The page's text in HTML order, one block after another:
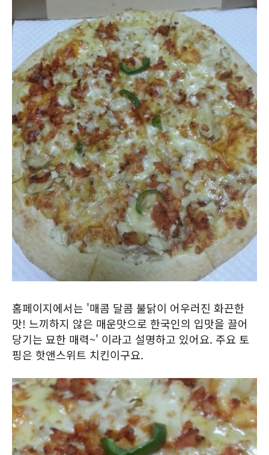
홈페이지에서는 '매콤 달콤 불닭이 어우러진 화끈한
맛! 느끼하지 않은 매운맛으로 한국인의 입맛을 끌어
당기는 묘한 매력~' 이라고 설명하고 있어요. 주요 토
핑은 핫앤스위트 치킨이구요.